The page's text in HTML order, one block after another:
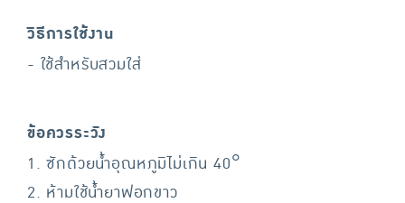
วิธีการใช้งาน
- ใช้สำหรับสวมใส่
ข้อควรระวัง
1. ซักด้วยน้ำอุณหภูมิไม่เกิน 40°
2. ห้ามใช้น้ำยาฟอกขาว